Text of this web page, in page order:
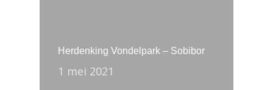
Herdenking Vondelpark – Sobibor
1 mei 2021